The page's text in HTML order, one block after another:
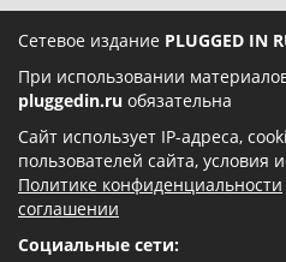
Сетевое издание PLUGGED IN
При использовании
pluggedin.ru обязательна
Сайт использует IP-адреса,
пользователей сайта, условия
Политике конфиденциальности
соглашении
Социальные сети: